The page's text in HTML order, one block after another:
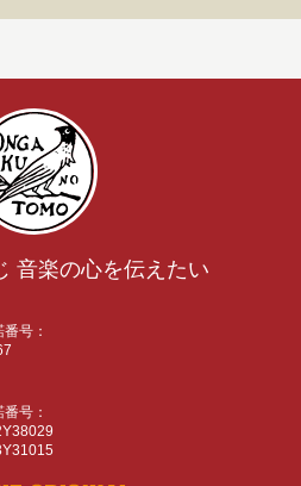
音楽の心を伝えたい
号：
号：